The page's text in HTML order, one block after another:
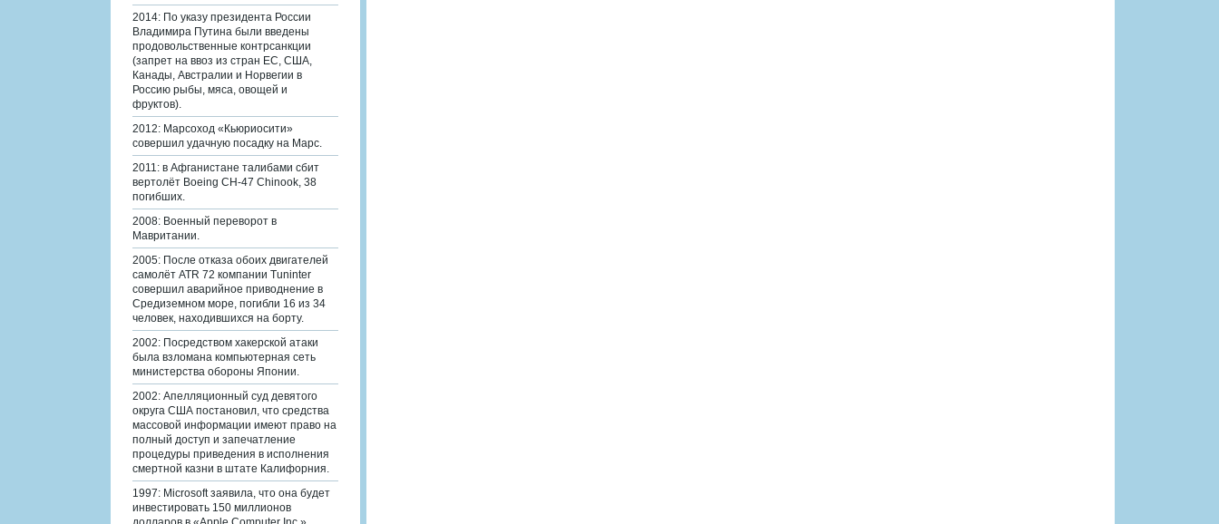
2014: По указу президента России
Владимира Путина были введены
продовольственные контрсанкции
(запрет на ввоз из стран ЕС, США,
Канады, Австралии и Норвегии в
Россию рыбы, мяса, овощей и
фруктов).
2012: Марсоход «Кьюриосити»
совершил удачную посадку на Марс.
2011: в Афганистане талибами сбит
вертолёт Boeing CH-47 Chinook, 38
погибших.
2008: Военный переворот в
Мавритании.
2005: После отказа обоих двигателей
самолёт ATR 72 компании Tuninter
совершил аварийное приводнение в
Средиземном море, погибли 16 из 34
человек, находившихся на борту.
2002: Посредством хакерской атаки
была взломана компьютерная сеть
министерства обороны Японии.
2002: Апелляционный суд девятого
округа США постановил, что средства
массовой информации имеют право на
полный доступ и запечатление
процедуры приведения в исполнения
смертной казни в штате Калифорния.
1997: Microsoft заявила, что она будет
инвестировать 150 миллионов